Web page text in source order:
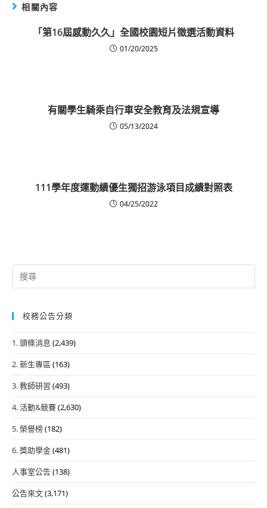
相關內容
「第16屆感動久久」全國校園短片徵選活動資料
01/20/2025
有關學生騎乘自行車安全教育及法規宣導
05/13/2024
111學年度運動績優生獨招游泳項目成績對照表
04/25/2022
Search
for:
校務公告分類
1. 頭條消息 (2,439)
2. 新生專區 (163)
3. 教師研習 (493)
4. 活動&競賽(2,630)
5. 榮譽榜(182)
6. 獎助學金(481)
人事室公告(138)
公告來文(3,171)